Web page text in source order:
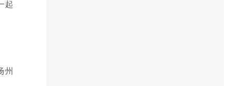
起
州